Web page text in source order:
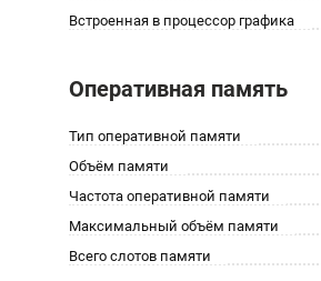
Встроенная в процессор графика
Оперативная память
Тип оперативной памяти
Объём памяти
Частота оперативной памяти
Максимальный объём памяти
Всего слотов памяти